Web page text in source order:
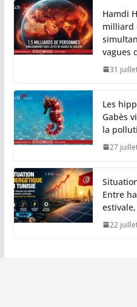
Hamdi
milliard
vagues
31
Les
Gabès
la
27
Entre
22